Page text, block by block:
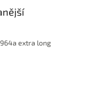
extra long